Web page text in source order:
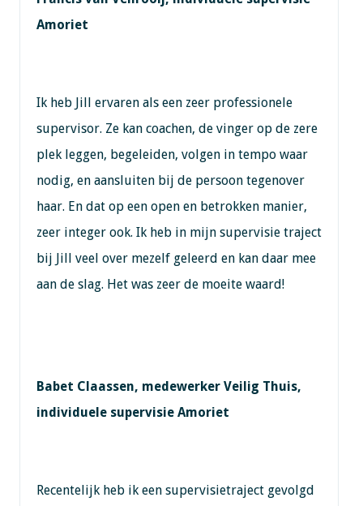
Amoriet
Ik heb Jill ervaren als een zeer professionele
supervisor. Ze kan coachen, de vinger op de zere
plek leggen, begeleiden, volgen in tempo waar
nodig, en aansluiten bij de persoon tegenover
haar. En dat op een open en betrokken manier,
zeer integer ook. Ik heb in mijn supervisie traject
bij Jill veel over mezelf geleerd en kan daar mee
aan de slag. Het was zeer de moeite waard!
Babet Claassen, medewerker Veilig Thuis,
individuele supervisie Amoriet
Recentelijk heb ik een supervisietraject gevolgd